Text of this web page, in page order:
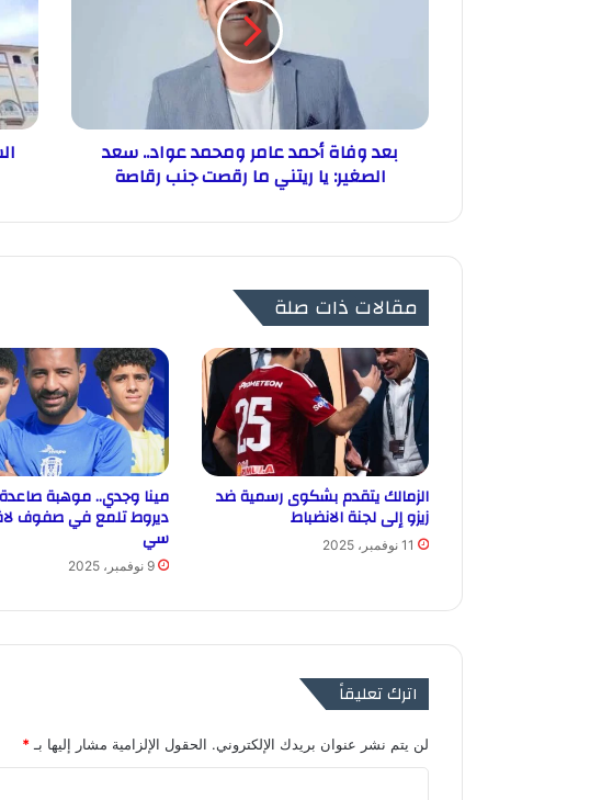
بعد وفاة أحمد عامر ومحمد عواد.. سعد
الصغير: يا ريتني ما رقصت جنب رقاصة
مقالات ذات صلة
الزمالك يتقدم بشكوى رسمية ضد
زيزو إلى لجنة الانضباط
11 نوفمبر، 2025
مينا وجدي.. موهبة
ديروط تلمع في صفوف
سي
9 نوفمبر، 2025
اترك تعليقاً
لن يتم نشر عنوان بريدك الإلكتروني. الحقول الإلزامية مشار إليها بـ *